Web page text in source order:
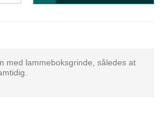
med lammeboksgrinde, således at